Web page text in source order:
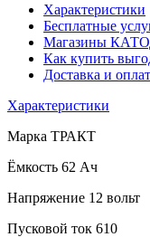
Характеристики
Бесплатные
Магазины
Как купить
Доставка и
Характеристики
Марка ТРАКТ
Ёмкость 62 Ач
Напряжение 12 вольт
Пусковой ток 610